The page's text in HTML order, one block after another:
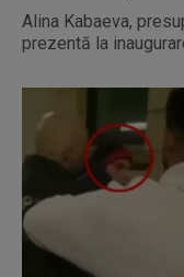
Alina Kabaeva,
prezentă la